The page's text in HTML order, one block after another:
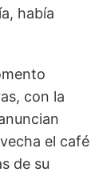
había
con la
el café
de su